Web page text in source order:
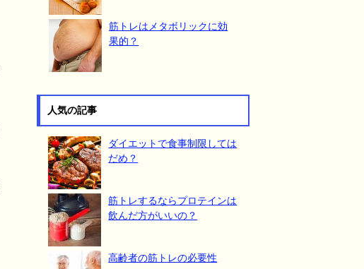
筋トレはメタボリックに効
果的？
人気の記事
ダイエットで食事制限しては
だめ？
筋トレするならプロテインは
飲んだ方がいいの？
高齢者の筋トレの必要性